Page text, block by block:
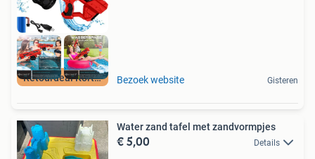
Retourdeal Korting Bezoek website Gisteren
Water zand tafel met zandvormpjes
€ 5,00 Details